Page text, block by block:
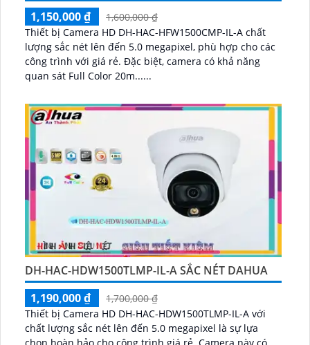
1,150,000 ₫
1,600,000 ₫
Thiết bị Camera HD DH-HAC-HFW1500CMP-IL-A chất
lượng sắc nét lên đến 5.0 megapixel, phù hợp cho các
công trình với giá rẻ. Đặc biệt, camera có khả năng
quan sát Full Color 20m......
DH-HAC-HDW1500TLMP-IL-A SẮC NÉT DAHUA
1,190,000 ₫
1,700,000 ₫
Thiết bị Camera HD DH-HAC-HDW1500TLMP-IL-A với
chất lượng sắc nét lên đến 5.0 megapixel là sự lựa